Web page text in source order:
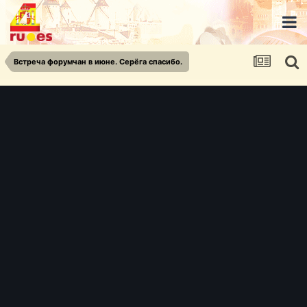
Встреча форумчан в июне. Серёга спасибо.